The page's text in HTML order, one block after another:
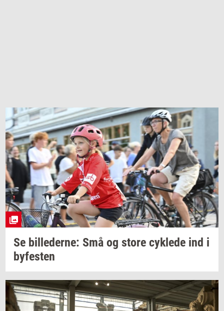
Se bil­le­der­ne: Små og store cyk­le­de ind i
by­fe­sten